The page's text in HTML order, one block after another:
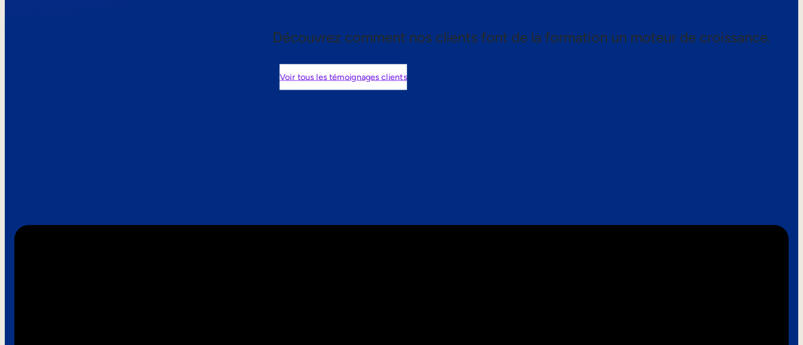
Découvrez comment nos clients font de la formation un moteur de croissance.
Voir tous les témoignages clients